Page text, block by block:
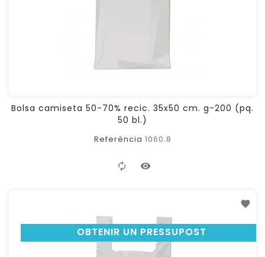
Bolsa camiseta 50-70% recic. 35x50 cm. g-200 (pq.
50 bl.)
Referència 1060.8
OBTENIR UN PRESSUPOST